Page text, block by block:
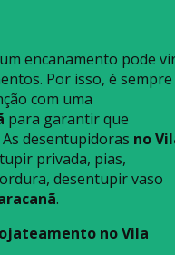
encanamento pode
Por isso, é sempre
com uma
para garantir que
desentupidoras no
privada, pias,
desentupir vaso
.
no Vila